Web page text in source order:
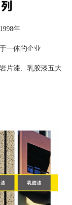
年
一体的企业
片漆、乳胶漆五大